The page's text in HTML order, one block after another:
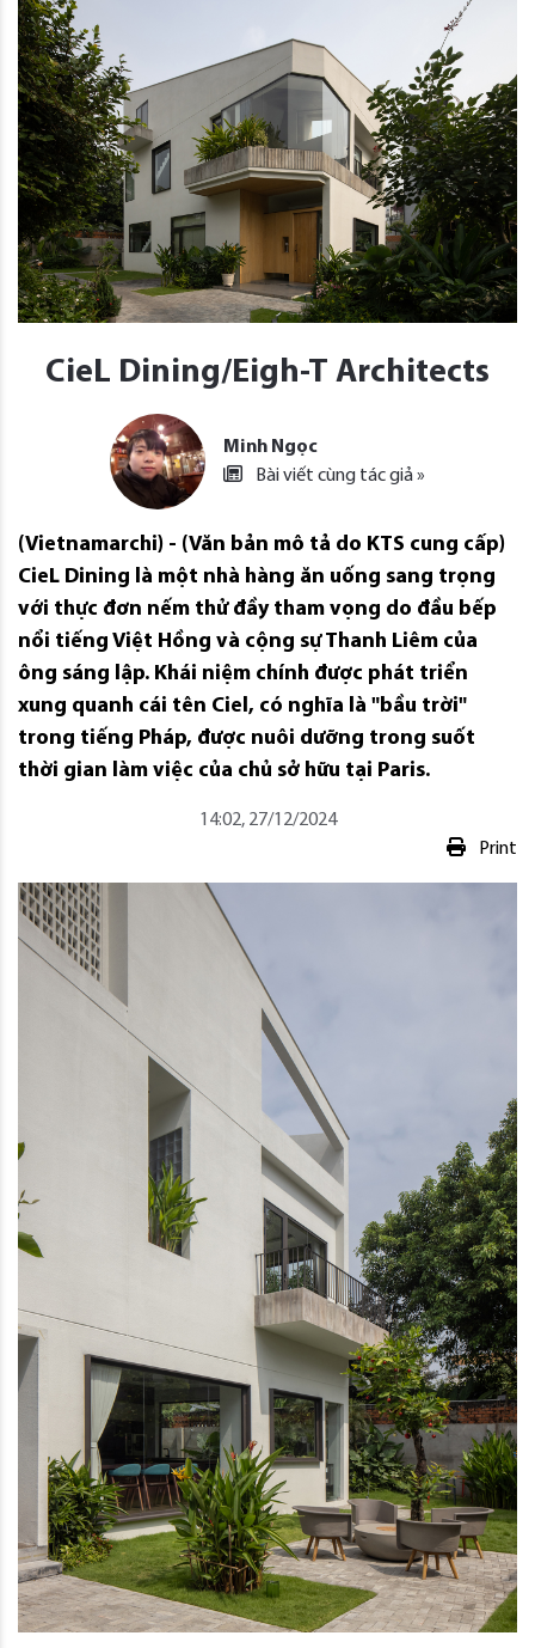
CieL Dining/Eigh-T Architects
Minh Ngọc
Bài viết cùng tác giả »
(Vietnamarchi) - (Văn bản mô tả do KTS cung cấp)
CieL Dining là một nhà hàng ăn uống sang trọng
với thực đơn nếm thử đầy tham vọng do đầu bếp
nổi tiếng Việt Hồng và cộng sự Thanh Liêm của
ông sáng lập. Khái niệm chính được phát triển
xung quanh cái tên Ciel, có nghĩa là "bầu trời"
trong tiếng Pháp, được nuôi dưỡng trong suốt
thời gian làm việc của chủ sở hữu tại Paris.
14:02, 27/12/2024
Print